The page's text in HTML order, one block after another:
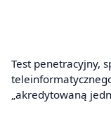
Test penetracyjny,
„akredytowaną